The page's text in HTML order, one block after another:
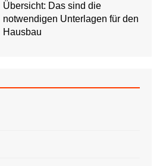
Übersicht: Das sind die
notwendigen Unterlagen für den
Hausbau